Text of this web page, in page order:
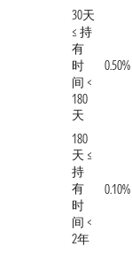
30天
≤ 持
有
时
间 <
180
天
0.50%
180
天 ≤
持
有
时
间 <
2年
0.10%